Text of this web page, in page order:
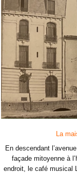
La
En descendant
façade mitoyenne à
endroit, le café musical